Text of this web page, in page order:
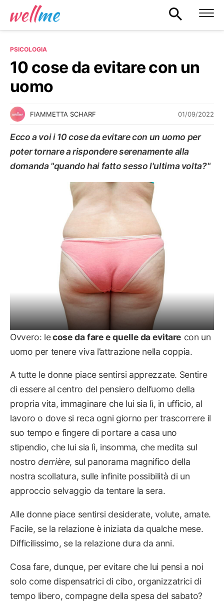
PSICOLOGIA
10 cose da evitare con un
uomo
FIAMMETTA SCHARF 01/09/2022
Ecco a voi i 10 cose da evitare con un uomo per
poter tornare a rispondere serenamente alla
domanda "quando hai fatto sesso l'ultima volta?"
Ovvero: lecose da fare e quelle da evitare con un
uomo per tenere viva l’attrazione nella coppia.
A tutte le donne piace sentirsi apprezzate. Sentire
di essere al centro del pensiero dell’uomo della
propria vita, immaginare che lui sia lì, in ufficio, al
lavoro o dove si reca ogni giorno per trascorrere il
suo tempo e fingere di portare a casa uno
stipendio, che lui sia lì, insomma, che medita sul
nostroderrière, sul panorama magnifico della
nostra scollatura, sulle infinite possibilità di un
approccio selvaggio da tentare la sera.
Alle donne piace sentirsi desiderate, volute, amate.
Facile, se la relazione è iniziata da qualche mese.
Difficilissimo, se la relazione dura da anni.
Cosa fare, dunque, per evitare che lui pensi a noi
solo come dispensatrici di cibo, organizzatrici di
tempo libero, compagne della spesa del sabato?